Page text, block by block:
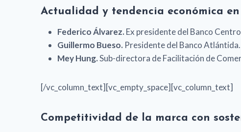
Actualidad y tendencia económica
Federico Álvarez. Ex presidente del Banco
Guillermo Bueso. Presidente del Banco Atlántida.
Mey Hung.Sub-directora de Facilitación de
[/vc_column_text][vc_empty_space][vc_column_text]
Competitividad de la marca con